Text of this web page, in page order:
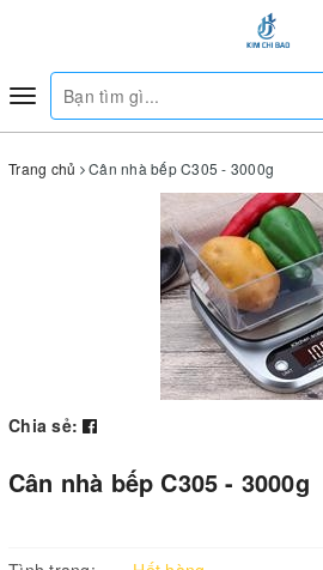
Toggle
navigation
Trang chủ Cân nhà bếp C305 - 3000g
Chia sẻ:
Cân nhà bếp C305 - 3000g